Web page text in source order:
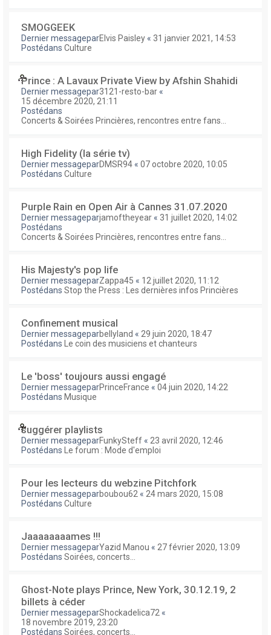
SMOGGEEK
Dernier messageparElvis Paisley « 31 janvier 2021, 14:53
Postédans Culture
Prince : A Lavaux Private View by Afshin Shahidi
Dernier messagepar3121-resto-bar «
15 décembre 2020, 21:11
Postédans
Concerts & Soirées Princières, rencontres entre fans...
High Fidelity (la série tv)
Dernier messageparDMSR94 « 07 octobre 2020, 10:05
Postédans Culture
Purple Rain en Open Air à Cannes 31.07.2020
Dernier messageparjamoftheyear « 31 juillet 2020, 14:02
Postédans
Concerts & Soirées Princières, rencontres entre fans...
His Majesty's pop life
Dernier messageparZappa45 « 12 juillet 2020, 11:12
Postédans Stop the Press : Les dernières infos Princières
Confinement musical
Dernier messageparbellyland « 29 juin 2020, 18:47
Postédans
Le coin des musiciens et chanteurs
Le 'boss' toujours aussi engagé
Dernier messageparPrinceFrance « 04 juin 2020, 14:22
Postédans Musique
suggérer playlists
Dernier messageparFunkySteff « 23 avril 2020, 12:46
Postédans
Le forum : Mode d'emploi
Pour les lecteurs du webzine Pitchfork
Dernier messageparboubou62 « 24 mars 2020, 15:08
Postédans Culture
Jaaaaaaaames !!!
Dernier messageparYazid Manou « 27 février 2020, 13:09
Postédans Soirées, concerts...
Ghost-Note plays Prince, New York, 30.12.19, 2
billets à céder
Dernier messageparShockadelica72 «
18 novembre 2019, 23:20
Postédans Soirées, concerts...